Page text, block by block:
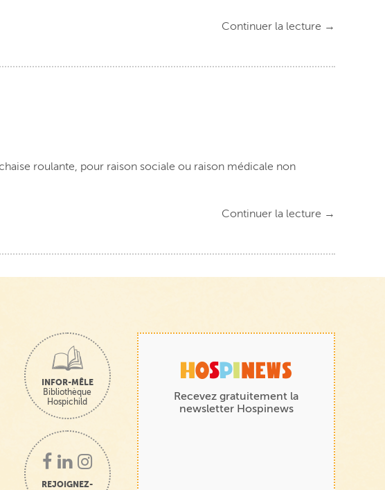
Continuer la lecture →
roulante, pour raison sociale ou raison médicale non
Continuer la lecture →
INFOR-MÊLE
Bibliothèque
Hospichild
REJOIGNEZ-
Recevez gratuitement la
newsletter Hospinews